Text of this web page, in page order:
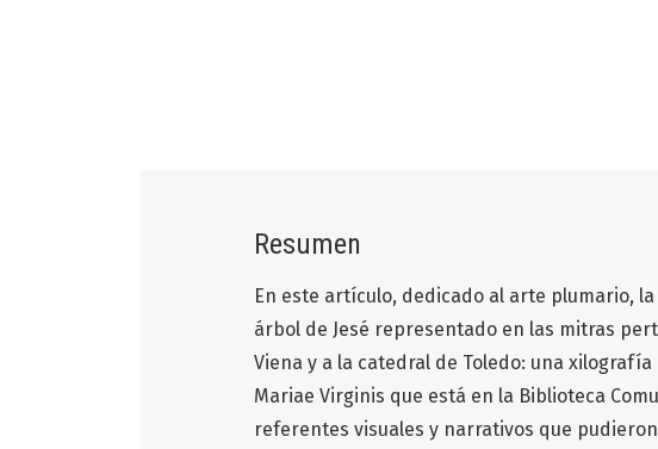
Resumen
En este artículo, dedicado al arte plumario,
árbol de Jesé representado en las mitras
Viena y a la catedral de Toledo: una
Mariae Virginis que está en la Biblioteca
referentes visuales y narrativos que